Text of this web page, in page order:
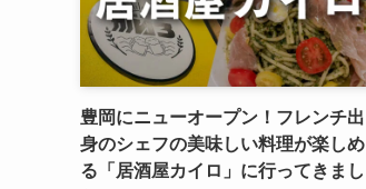
豊岡にニューオープン！フレンチ出
身のシェフの美味しい料理が楽しめ
る「居酒屋カイロ」に行ってきまし